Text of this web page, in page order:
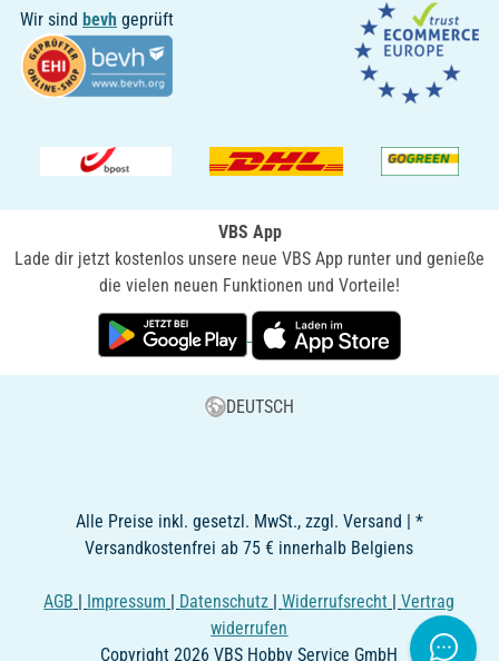
Wir sind bevh geprüft
VBS App
Lade dir jetzt kostenlos unsere neue VBS App runter und genieße
die vielen neuen Funktionen und Vorteile!
DEUTSCH
Alle Preise inkl. gesetzl. MwSt., zzgl. Versand | *
Versandkostenfrei ab 75 € innerhalb Belgiens
AGB | Impressum | Datenschutz |Widerrufsrecht |Vertrag
widerrufen
Copyright 2026 VBS Hobby Service GmbH